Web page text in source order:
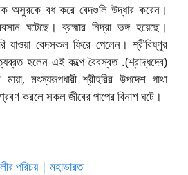
অসুরকে বধ করে বেদগুলি উদ্ধার করেন।
ঘটেছে। ব্রহ্মার নিদ্রা ভঙ্গ হয়েছে।
যাওয়া বেদসকল ফিরে পেলেন। শ্রীবিষ্ণুর
হলেন এই কল্পে বৈবস্বত .(শ্রাদ্ধদেব)
মৎস্যরূপধারী শ্রীহরির উপদেশ গাথা
করলে সকল জীবের পাপের বিনাশ ঘটে।
পরিচয় | মহাভারত